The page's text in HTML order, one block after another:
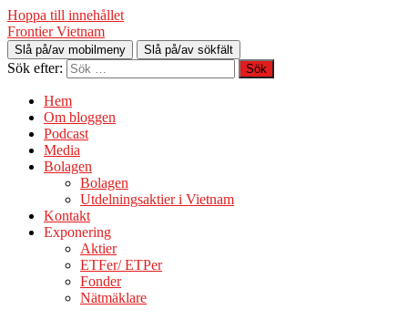
Hoppa till innehållet
Frontier Vietnam
Slå på/av mobilmeny Slå på/av sökfält
Sök efter:
Hem
Om bloggen
Podcast
Media
Bolagen
Bolagen
Utdelningsaktier i Vietnam
Kontakt
Exponering
Aktier
ETFer/ ETPer
Fonder
Nätmäklare